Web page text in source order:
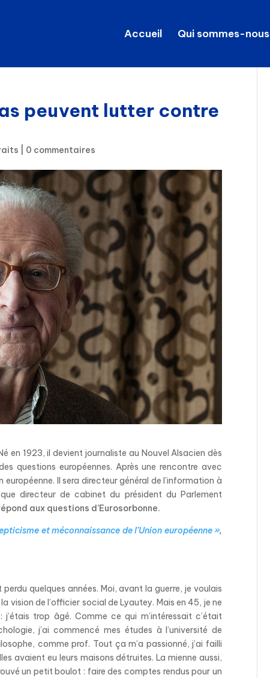
Accueil Qui sommes-nous
peuvent lutter contre
0 commentaires
en 1923, il devient journaliste au Nouvel Alsacien dès
questions européennes. Après une rencontre avec
Il sera directeur général de l’information à
directeur de cabinet du président du Parlement
aux questions d’Eurosorbonne.
et méconnaissance de l’Union européenne »,
quelques années. Moi, avant la guerre, je voulais
vision de l’officier social de Lyautey. Mais en 45, je ne
trop âgé. Comme ce qui m’intéressait c’était
j’ai commencé mes études à l’université de
comme prof. Tout ça m’a passionné, j’ai failli
avaient eu leurs maisons détruites. La mienne aussi,
un petit boulot : faire des comptes rendus pour un